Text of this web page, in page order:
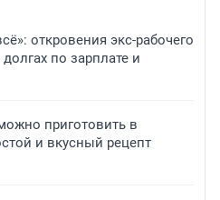
откровения экс-рабочего
по зарплате и
приготовить в
и вкусный рецепт